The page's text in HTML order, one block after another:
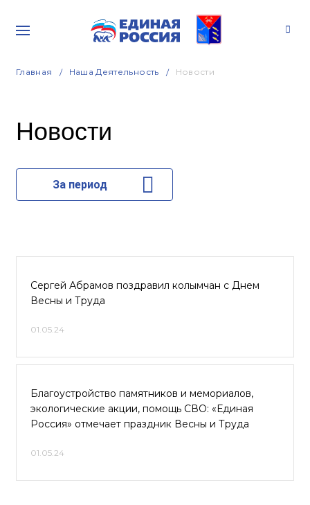
Главная Наша Деятельность Новости
Новости
За период
Сергей Абрамов поздравил колымчан с Днем
Весны и Труда
01.05.24
Благоустройство памятников и мемориалов,
экологические акции, помощь СВО: «Единая
Россия» отмечает праздник Весны и Труда
01.05.24